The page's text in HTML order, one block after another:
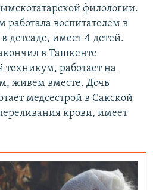
филологии.
работала воспитателем в
детсаде, имеет 4 детей.
в Ташкенте
техникум, работает на
живем вместе. Дочь
медсестрой в Сакской
крови, имеет